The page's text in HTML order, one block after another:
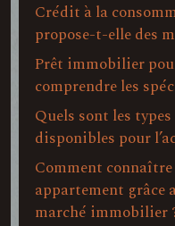
Crédit à la
propose-t-elle des
Prêt immobilier
comprendre les
Quels sont les
disponibles pour
Comment
appartement grâce
marché immobilier